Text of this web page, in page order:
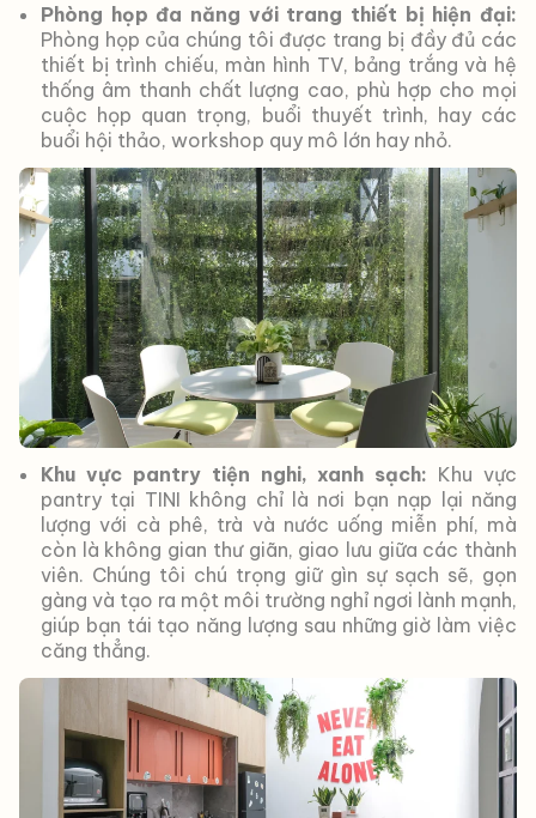
Phòng họp đa năng với trang thiết bị hiện đại:
Phòng họp của chúng tôi được trang bị đầy đủ các
thiết bị trình chiếu, màn hình TV, bảng trắng và hệ
thống âm thanh chất lượng cao, phù hợp cho mọi
cuộc họp quan trọng, buổi thuyết trình, hay các
buổi hội thảo, workshop quy mô lớn hay nhỏ.
Khu vực pantry tiện nghi, xanh sạch: Khu vực
pantry tại TINI không chỉ là nơi bạn nạp lại năng
lượng với cà phê, trà và nước uống miễn phí, mà
còn là không gian thư giãn, giao lưu giữa các thành
viên. Chúng tôi chú trọng giữ gìn sự sạch sẽ, gọn
gàng và tạo ra một môi trường nghỉ ngơi lành mạnh,
giúp bạn tái tạo năng lượng sau những giờ làm việc
căng thẳng.